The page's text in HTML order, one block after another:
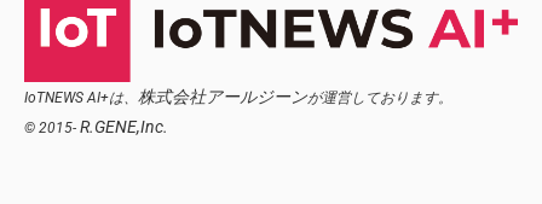
IoTNEWS AI+は、 株式会社アールジーンが運営しております。
© 2015- R.GENE,Inc.